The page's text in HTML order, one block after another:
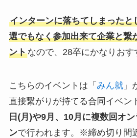
インターンに落ちてしまったと
選でもなく参加出来て企業と繋
ントなので、28卒にかなりおす
こちらのイベントは「 みん就」
直接繋がりが持てる合同イベン
日(月)や9月、10月 に複数回オ
ンで行われます。※締め切り間